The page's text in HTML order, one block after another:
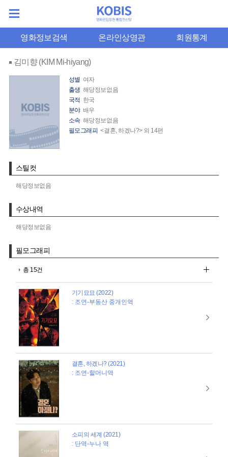
영화정보검색 온라인상영관 회원통계
김미향 (KIM Mi-hiyang)
성별 여자
출생 해당정보없음
국적 한국
분야 배우
소속 해당정보없음
필모그래피 <결혼, 하겠나?> 외 14편
스틸컷
해당정보없음
수상내역
해당정보없음
필모그래피
총 15건
기기묘묘 (2022)
: 조연-부동산 중개인역
결혼, 하겠나? (2021)
: 조연-할머니역
소피의 세계 (2021)
: 단역-누나 역